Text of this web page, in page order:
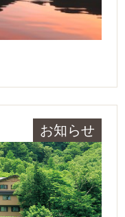
お知らせ